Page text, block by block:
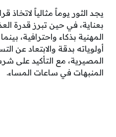
يجد الثور يوماً مثالياً
بعناية، في حين تبرز قدرة
المهنية بذكاء واحترافية،
أولوياته بدقة والابتعاد عن
المصيرية، مع التأكيد على
المنبهات في ساعات المساء.